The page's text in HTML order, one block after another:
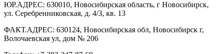
ЮР.АДРЕС: 630010, Новосибирская область, г Новосибирск,
ул. Серебренниковская, д. 4/3, кв. 13
ФАКТ.АДРЕС: 630124, Новосибирская обл, Новосибирск г,
Волочаевская ул, дом № 206